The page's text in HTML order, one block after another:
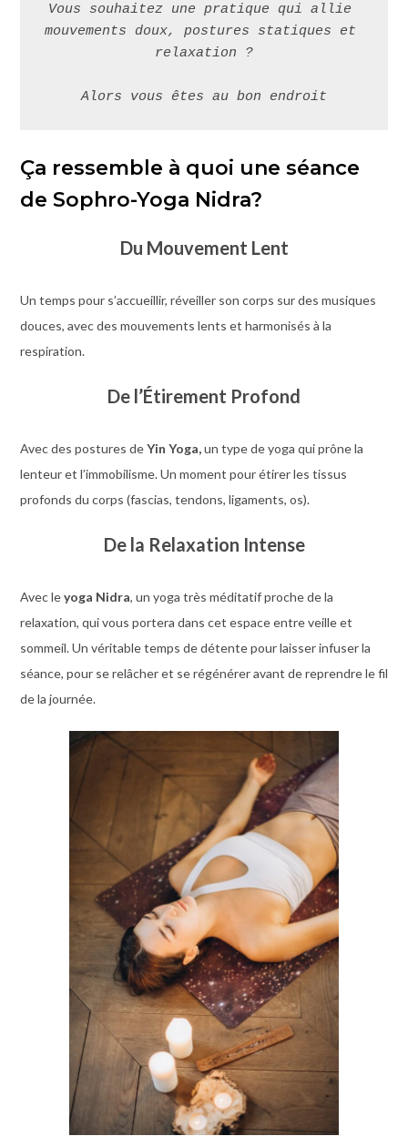
Vous souhaitez une pratique qui allie
mouvements doux, postures statiques et
relaxation ?
Ça ressemble à quoi une séance
de Sophro-Yoga Nidra?
Du Mouvement Lent
Un temps pour s’accueillir, réveiller son corps sur des musiques
douces, avec des mouvements lents et harmonisés à la
respiration.
De l’Étirement Profond
Avec des postures deYin Yoga,un type de yoga qui prône la
lenteur et l’immobilisme. Un moment pour étirer les tissus
profonds du corps (fascias, tendons, ligaments, os).
De la Relaxation Intense
Avec leyoga Nidra, un yoga très méditatif proche de la
relaxation, qui vous portera dans cet espace entre veille et
sommeil. Un véritable temps de détente pour laisser infuser la
séance, pour se relâcher et se régénérer avant de reprendre le fil
de la journée.